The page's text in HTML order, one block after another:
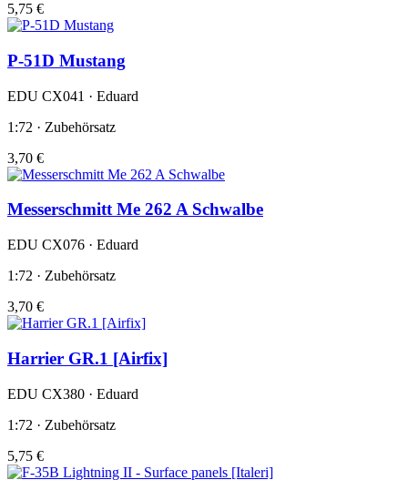
5,75 €
P-51D Mustang
EDU CX041 · Eduard
1:72 · Zubehörsatz
3,70 €
Messerschmitt Me 262 A Schwalbe
EDU CX076 · Eduard
1:72 · Zubehörsatz
3,70 €
Harrier GR.1 [Airfix]
EDU CX380 · Eduard
1:72 · Zubehörsatz
5,75 €